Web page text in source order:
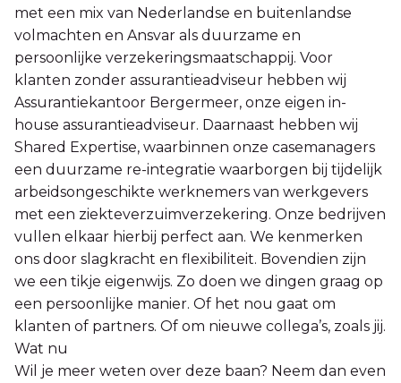
met een mix van Nederlandse en buitenlandse
volmachten en Ansvar als duurzame en
persoonlijke verzekeringsmaatschappij. Voor
klanten zonder assurantieadviseur hebben wij
Assurantiekantoor Bergermeer, onze eigen in-
house assurantieadviseur. Daarnaast hebben wij
Shared Expertise, waarbinnen onze casemanagers
een duurzame re-integratie waarborgen bij tijdelijk
arbeidsongeschikte werknemers van werkgevers
met een ziekteverzuimverzekering. Onze bedrijven
vullen elkaar hierbij perfect aan. We kenmerken
ons door slagkracht en flexibiliteit. Bovendien zijn
we een tikje eigenwijs. Zo doen we dingen graag op
een persoonlijke manier. Of het nou gaat om
klanten of partners. Of om nieuwe collega’s, zoals jij.
Wat nu
Wil je meer weten over deze baan? Neem dan even